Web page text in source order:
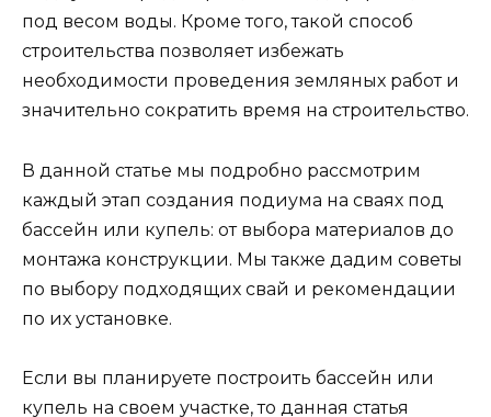
под весом воды. Кроме того, такой способ
строительства позволяет избежать
необходимости проведения земляных работ и
значительно сократить время на строительство.
В данной статье мы подробно рассмотрим
каждый этап создания подиума на сваях под
бассейн или купель: от выбора материалов до
монтажа конструкции. Мы также дадим советы
по выбору подходящих свай и рекомендации
по их установке.
Если вы планируете построить бассейн или
купель на своем участке, то данная статья